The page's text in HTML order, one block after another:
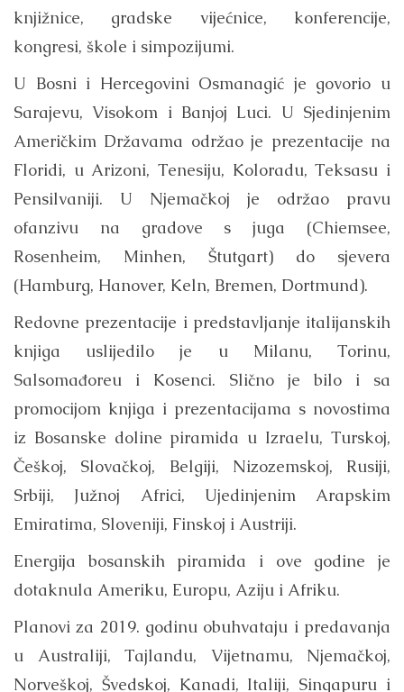
knjižnice, gradske vijećnice, konferencije,
kongresi, škole i simpozijumi.
U Bosni i Hercegovini Osmanagić je govorio u
Sarajevu, Visokom i Banjoj Luci. U Sjedinjenim
Američkim Državama održao je prezentacije na
Floridi, u Arizoni, Tenesiju, Koloradu, Teksasu i
Pensilvaniji. U Njemačkoj je održao pravu
ofanzivu na gradove s juga (Chiemsee,
Rosenheim, Minhen, Štutgart) do sjevera
(Hamburg, Hanover, Keln, Bremen, Dortmund).
Redovne prezentacije i predstavljanje italijanskih
knjiga uslijedilo je u Milanu, Torinu,
Salsomađoreu i Kosenci. Slično je bilo i sa
promocijom knjiga i prezentacijama s novostima
iz Bosanske doline piramida u Izraelu, Turskoj,
Češkoj, Slovačkoj, Belgiji, Nizozemskoj, Rusiji,
Srbiji, Južnoj Africi, Ujedinjenim Arapskim
Emiratima, Sloveniji, Finskoj i Austriji.
Energija bosanskih piramida i ove godine je
dotaknula Ameriku, Europu, Aziju i Afriku.
Planovi za 2019. godinu obuhvataju i predavanja
u Australiji, Tajlandu, Vijetnamu, Njemačkoj,
Norveškoj, Švedskoj, Kanadi, Italiji, Singapuru i